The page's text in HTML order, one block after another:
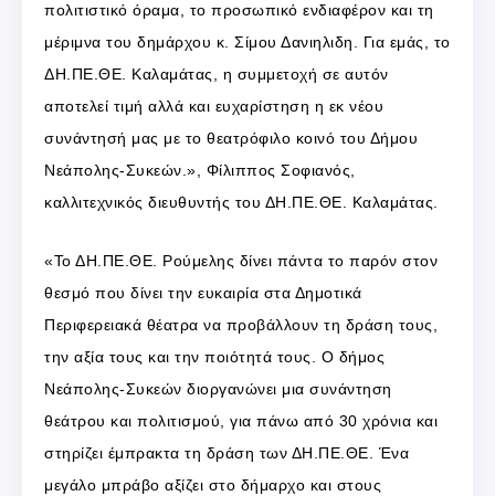
πολιτιστικό όραμα, το προσωπικό ενδιαφέρον και τη
μέριμνα του δημάρχου κ. Σίμου Δανιηλιδη. Για εμάς, το
ΔΗ.ΠΕ.ΘΕ. Καλαμάτας, η συμμετοχή σε αυτόν
αποτελεί τιμή αλλά και ευχαρίστηση η εκ νέου
συνάντησή μας με το θεατρόφιλο κοινό του Δήμου
Νεάπολης-Συκεών.», Φίλιππος Σοφιανός,
καλλιτεχνικός διευθυντής του ΔΗ.ΠΕ.ΘΕ. Καλαμάτας.
«Το ΔΗ.ΠΕ.ΘΕ. Ρούμελης δίνει πάντα το παρόν στον
θεσμό που δίνει την ευκαιρία στα Δημοτικά
Περιφερειακά θέατρα να προβάλλουν τη δράση τους,
την αξία τους και την ποιότητά τους. Ο δήμος
Νεάπολης-Συκεών διοργανώνει μια συνάντηση
θεάτρου και πολιτισμού, για πάνω από 30 χρόνια και
στηρίζει έμπρακτα τη δράση των ΔΗ.ΠΕ.ΘΕ. Ένα
μεγάλο μπράβο αξίζει στο δήμαρχο και στους